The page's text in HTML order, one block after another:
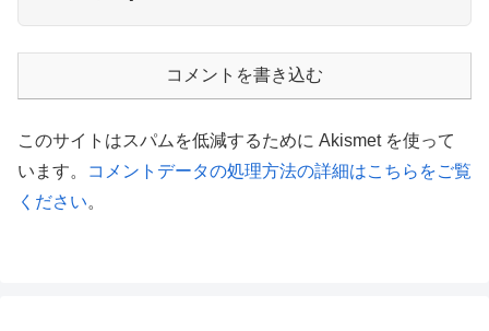
コメントを書き込む
このサイトはスパムを低減するために Akismet を使って
います。
コメントデータの処理方法の詳細はこちらをご覧
ください。